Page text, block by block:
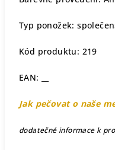
Typ ponožek:
Kód produktu: 219
EAN: __
Jak pečovat o naše
dodatečné informace k